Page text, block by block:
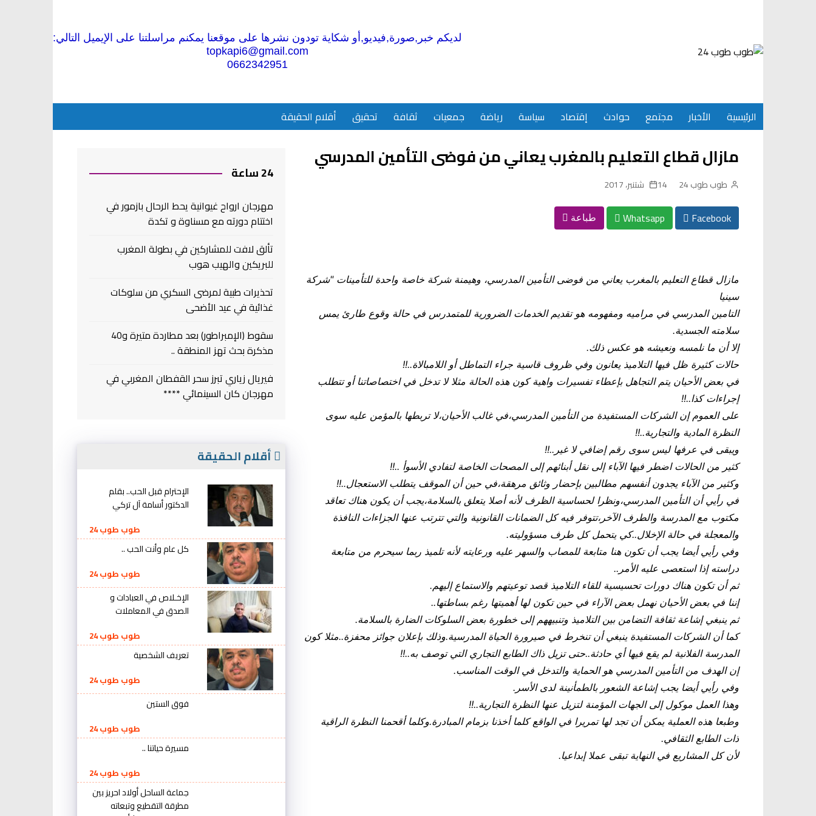
لديكم خبر,صورة,فيديو,أو شكاية تودون نشرها على موقعنا يمكنم مراسلتنا على الإيميل التالي:
topkapi6@gmail.com
0662342951
الرئيسية الأخبار مجتمع حوادث إقتصاد سياسة رياضة جمعيات ثقافة تحقيق أقلام الحقيقة
مازال قطاع التعليم بالمغرب يعاني من فوضى التأمين المدرسي
طوب طوب 24 14 شتنبر، 2017
Facebook
Whatsapp طباعة
مازال قطاع التعليم بالمغرب يعاني من فوضى التأمين المدرسي، وهيمنة شركة خاصة واحدة للتأمينات "شركة
سينيا
التامين المدرسي في مراميه ومفهومه هو تقديم الخدمات الضرورية للمتمدرس في حالة وقوع طارئ يمس
سلامته الجسدية.
إلا أن ما نلمسه ونعيشه هو عكس ذلك.
حالات كثيرة ظل فيها التلاميذ يعانون وفي ظروف قاسية جراء التماطل أو اللامبالاة..!!
في بعض الأحيان يتم التجاهل بإعطاء تفسيرات واهية كون هذه الحالة مثلا لا تدخل في اختصاصاتنا أو تتطلب
إجراءات كذا..!!
على العموم إن الشركات المستفيدة من التأمين المدرسي،في غالب الأحيان،لا تربطها بالمؤمن عليه سوى
النظرة المادية والتجارية..!!
ويبقى في عرفها ليس سوى رقم إضافي لا غير..!!
كثير من الحالات اضطر فيها الآباء إلى نقل أبنائهم إلى المصحات الخاصة لتفادي الأسوأ ..!!
وكثير من الآباء يجدون أنفسهم مطالبين بإحضار وثائق مرهقة،في حين أن الموقف يتطلب الاستعجال..!!
في رأيي أن التأمين المدرسي،ونظرا لحساسية الظرف لأنه أصلا يتعلق بالسلامة،يجب أن يكون هناك تعاقد
مكتوب مع المدرسة والطرف الآخر،تتوفر فيه كل الضمانات القانونية والتي تترتب عنها الجزاءات النافذة
والمعجلة في حالة الإخلال..كي يتحمل كل طرف مسؤوليته.
وفي رأيي أيضا يجب أن تكون هنا متابعة للمصاب والسهر عليه ورعايته لأنه تلميذ ربما سيحرم من متابعة
دراسته إذا استعصى عليه الأمر..
ثم أن تكون هناك دورات تحسيسية للقاء التلاميذ قصد توعيتهم والاستماع إليهم.
إننا في بعض الأحيان نهمل بعض الآراء في حين تكون لها أهميتها رغم بساطتها..
ثم ينبغي إشاعة ثقافة التضامن بين التلاميذ وتنبيههم إلى خطورة بعض السلوكات الضارة بالسلامة.
كما أن الشركات المستفيدة ينبغي أن تنخرط في صيرورة الحياة المدرسية.وذلك بإعلان جوائز محفزة..مثلا كون
المدرسة الفلانية لم يقع فيها أي حادثة..حتى تزيل ذاك الطابع التجاري التي توصف به..!!
إن الهدف من التأمين المدرسي هو الحماية والتدخل في الوقت المناسب.
وفي رأيي أيضا يجب إشاعة الشعور بالطمأنينة لدى الأسر.
وهذا العمل موكول إلى الجهات المؤمنة لتزيل عنها النظرة التجارية..!!
وطبعا هذه العملية يمكن أن تجد لها تمريرا في الواقع كلما أخذنا بزمام المبادرة.وكلما أقحمنا النظرة الراقية
ذات الطابع الثقافي.
لأن كل المشاريع في النهاية تبقى عملا إبداعيا.
24 ساعة
مهرجان ارواح غيوانية يحط الرحال بازمور في
اختتام دورته مع مسناوة و تكدة
تألق لافت للمشاركين في بطولة المغرب
للبريكين والهيب هوب
تحذيرات طبية لمرضى السكري من سلوكات
غذائية في عيد الأضحى
سقوط (الإمبراطور) بعد مطاردة متيرة و40
مذكرة بحث تهز المنطقة ..
فيريال زياري تبرز سحر القفطان المغربي في
مهرجان كان السينمائي ****
أقلام الحقيقة
الإحترام قبل الحب.. بقلم
الدكتور أسامة آل تركي
طوب طوب 24
كل عام وأنت الحب ..
طوب طوب 24
الإخـلاص في العبادات و
الصدق في المعاملات
طوب طوب 24
تعريف الشخصية
طوب طوب 24
فوق الستين
طوب طوب 24
مسيرة حياتنا ..
طوب طوب 24
جماعة الساحل أولاد احريز بين
مطرقة التقطيع وتبعاته